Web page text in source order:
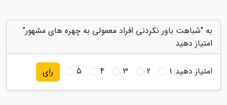
به "شباهت باور نکردنی افراد معمولی به چهره های مشهور"
امتیاز دهید
امتیاز دهید:1
2
3
4
5 رای